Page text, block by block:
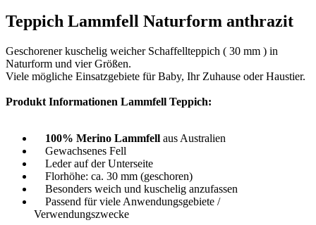
Teppich Lammfell Naturform anthrazit
Geschorener kuschelig weicher Schaffellteppich ( 30 mm ) in
Naturform und vier Größen.
Viele mögliche Einsatzgebiete für Baby, Ihr Zuhause oder Haustier.
Produkt Informationen Lammfell Teppich:
100% Merino Lammfell aus Australien
Gewachsenes Fell
Leder auf der Unterseite
Florhöhe: ca. 30 mm (geschoren)
Besonders weich und kuschelig anzufassen
Passend für viele Anwendungsgebiete /
Verwendungszwecke